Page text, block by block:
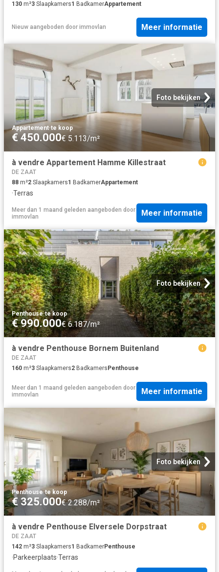
130 m²3 Slaapkamers1 BadkamerAppartement
Nieuw aangeboden door immovlan Meer informatie
Foto bekijken
Appartement·te koop
€ 450.000€ 5.113/m²
à vendre Appartement Hamme Killestraat
DE ZAAT
88 m²2 Slaapkamers1 BadkamerAppartement
·Terras
Meer dan 1 maand geleden aangeboden door
immovlan
Meer informatie
Foto bekijken
Penthouse·te koop
€ 990.000€ 6.187/m²
à vendre Penthouse Bornem Buitenland
DE ZAAT
160 m²3 Slaapkamers2 Badkamers Penthouse
Meer dan 1 maand geleden aangeboden door
immovlan
Meer informatie
Foto bekijken
Penthouse·te koop
€ 325.000€ 2.288/m²
à vendre Penthouse Elversele Dorpstraat
DE ZAAT
142 m²3 Slaapkamers1 BadkamerPenthouse
·Parkeerplaats·Terras